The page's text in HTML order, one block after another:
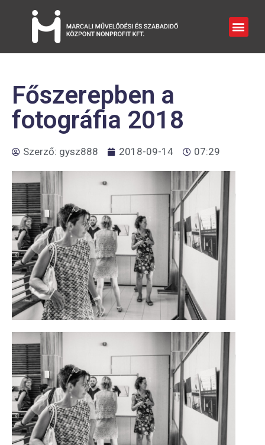
Főszerepben a
fotográfia 2018
Szerző: gysz888 2018-09-14 07:29